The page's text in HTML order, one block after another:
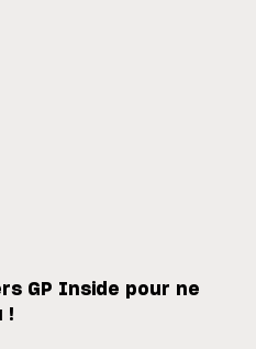
GP Inside pour ne
!